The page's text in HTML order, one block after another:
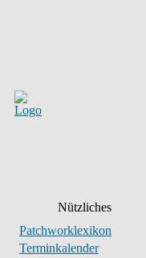
Nützliches
Patchworklexikon
Terminkalender